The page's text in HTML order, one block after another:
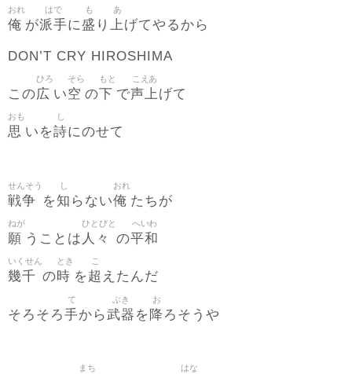
俺
おれ
が派手
はで
に盛
も
り 上
あ
げてやるから
DON’T CRY HIROSHIMA
この広
ひろ
い空
そら
の下
もと
で声上
こえあ
げて
思
おも
いを詩
し
にのせて
戦争
せんそう
を知
し
らない俺
おれ
たちが
願
ねが
うことは 人々
ひとびと
の平和
へいわ
幾千
いくせん
の時
とき
を超
こ
えたんだ
そろそろ手
て
から武器
ぶき
を 降
お
ろそうや
まち はな